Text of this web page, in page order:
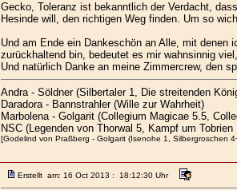
Gecko, Toleranz ist bekanntlich der Verdacht,
Hesinde will, den richtigen Weg finden. Um so
Und am Ende ein Dankeschön an Alle, mit
zurückhaltend bin, bedeutet es mir wahnsinnig
Und natürlich Danke an meine Zimmercrew, den
Andra - Söldner (Silbertaler 1, Die streitenden
Daradora - Bannstrahler (Wille zur Wahrheit)
Marbolena - Golgarit (Collegium Magicae 5.5,
NSC (Legenden von Thorwal 5, Kampf um Tobrien
[Godelind von Praßberg - Golgarit (Isenohe 1, Silbergroschen
Erstellt am: 16 Oct 2013 : 18:12:30 Uhr